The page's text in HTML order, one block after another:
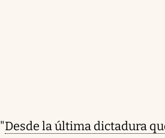
"Desde la última dictadura